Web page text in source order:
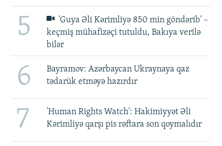
5
'Guya Əli Kərimliyə 850 min göndərib' –
keçmiş mühafizəçi tutuldu, Bakıya verilə
bilər
6
Bayramov: Azərbaycan Ukraynaya qaz
tədarük etməyə hazırdır
7
'Human Rights Watch': Hakimiyyət Əli
Kərimliyə qarşı pis rəftara son qoymalıdır